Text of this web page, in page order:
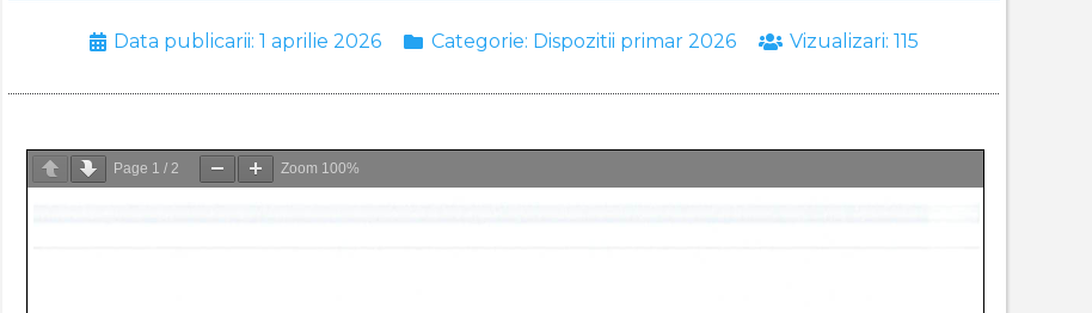
Data publicarii:1 aprilie 2026 Categorie: Dispozitii primar 2026 Vizualizari:115
Page 1 / 2 Zoom 100%